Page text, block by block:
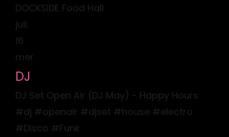
DOCKSIDE Food Hall
juil.
16
mer.
DJ
DJ Set Open Air (DJ May) - Happy Hours
#dj #openair #djset #house #electro
#Disco #Funk